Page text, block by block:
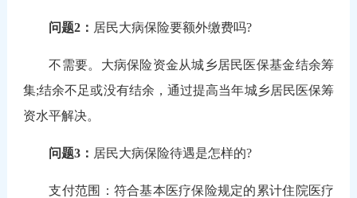
问题2： 居民大病保险要额外缴费吗?
不需要。大病保险资金从城乡居民医保基金结余筹
集;结余不足或没有结余，通过提高当年城乡居民医保筹
资水平解决。
问题3： 居民大病保险待遇是怎样的?
支付范围：符合基本医疗保险规定的累计住院医疗